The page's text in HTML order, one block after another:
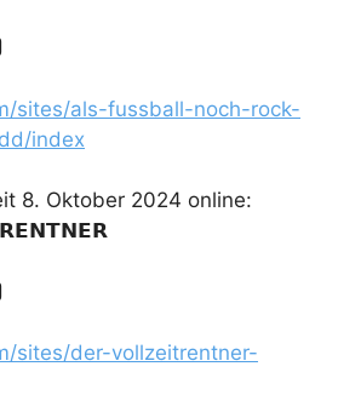
sites/als-fussball-noch-rock-
index
8. Oktober 2024 online:
sites/der-vollzeitrentner-